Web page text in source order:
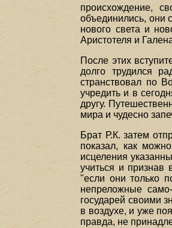
происхождение,
объединились, они
нового света и
Аристотеля и
После этих
долго трудился
странствовал по
учредить и в
другу.
мира и чудесно
Брат Р.К. затем
показал, как
исцеления
учиться и признав
"если они только
непреложные
государей своими
в воздухе, и уже
правда, не